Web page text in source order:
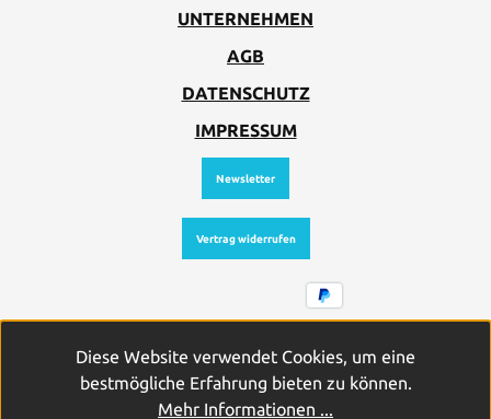
UNTERNEHMEN
AGB
DATENSCHUTZ
IMPRESSUM
Newsletter
Vertrag widerrufen
Alle Preise inkl. gesetzl. Mehrwertsteuer zzgl.
Versandkostenund ggf. Nachnahmegebühren, wenn nicht
anders angegeben.
Diese Website verwendet Cookies, um eine
bestmögliche Erfahrung bieten zu können.
Mehr Informationen ...